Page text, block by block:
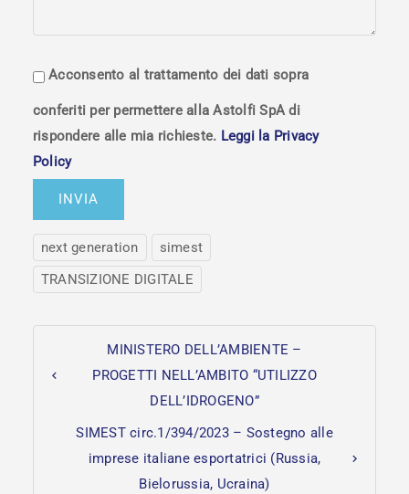
Acconsento al trattamento dei dati sopra
conferiti per permettere alla Astolfi SpA di
rispondere alle mia richieste. Leggi la Privacy
Policy
next generation
simest
TRANSIZIONE DIGITALE
MINISTERO DELL’AMBIENTE –
PROGETTI NELL’AMBITO “UTILIZZO
DELL’IDROGENO”
SIMEST circ.1/394/2023 – Sostegno alle
imprese italiane esportatrici (Russia,
Bielorussia, Ucraina)